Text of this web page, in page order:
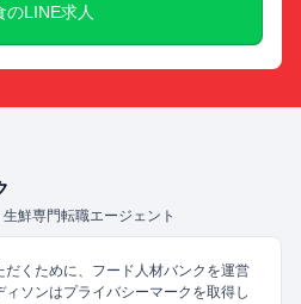
のLINE求人
鮮専門転職エージェント
だくために、フード人材バンクを運営
ソンはプライバシーマークを取得し